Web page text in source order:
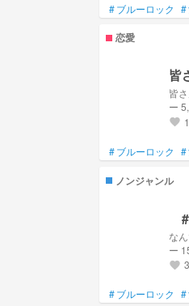
#ブルーロック #
恋愛
皆
皆
ー
favorite
#ブルーロック #
ノンジャンル
#
な
ー
favorite
#ブルーロック #